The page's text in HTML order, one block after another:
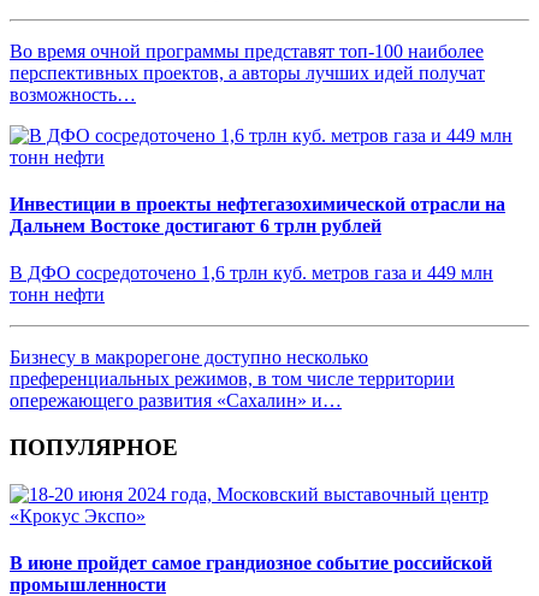
Во время очной программы представят топ-100 наиболее
перспективных проектов, а авторы лучших идей получат
возможность…
Инвестиции в проекты нефтегазохимической отрасли на
Дальнем Востоке достигают 6 трлн рублей
В ДФО сосредоточено 1,6 трлн куб. метров газа и 449 млн
тонн нефти
Бизнесу в макрорегоне доступно несколько
преференциальных режимов, в том числе территории
опережающего развития «Сахалин» и…
ПОПУЛЯРНОЕ
В июне пройдет самое грандиозное событие российской
промышленности